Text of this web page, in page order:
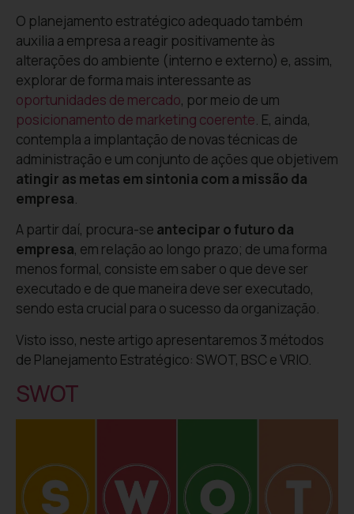
O planejamento estratégico adequado também
auxilia a empresa a reagir positivamente às
alterações do ambiente (interno e externo) e, assim,
explorar de forma mais interessante as
oportunidades de mercado, por meio de um
posicionamento de marketing coerente. E, ainda,
contempla a implantação de novas técnicas de
administração e um conjunto de ações que objetivem
atingir as metas em sintonia com a missão da
empresa.
A partir daí, procura-se antecipar o futuro da
empresa, em relação ao longo prazo; de uma forma
menos formal, consiste em saber o que deve ser
executado e de que maneira deve ser executado,
sendo esta crucial para o sucesso da organização.
Visto isso, neste artigo apresentaremos 3 métodos
de Planejamento Estratégico: SWOT, BSC e VRIO.
SWOT